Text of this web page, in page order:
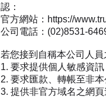
認：
官方網站： https://
公司電話：(02)8531-
若您接到自稱本公司人
要求提供個人敏感資
要求匯款、轉帳至非
提供非官方域名之網